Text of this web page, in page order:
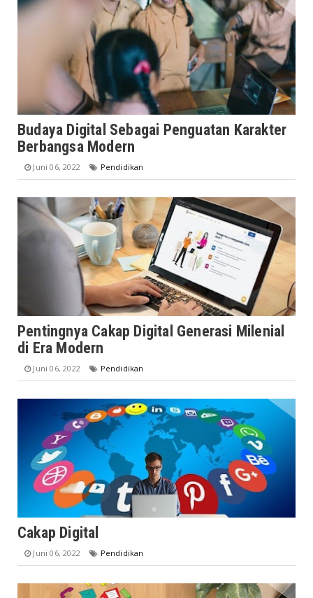
Budaya Digital Sebagai Penguatan Karakter
Berbangsa Modern
Juni 06, 2022 Pendidikan
Pentingnya Cakap Digital Generasi Milenial
di Era Modern
Juni 06, 2022 Pendidikan
Cakap Digital
Juni 06, 2022 Pendidikan